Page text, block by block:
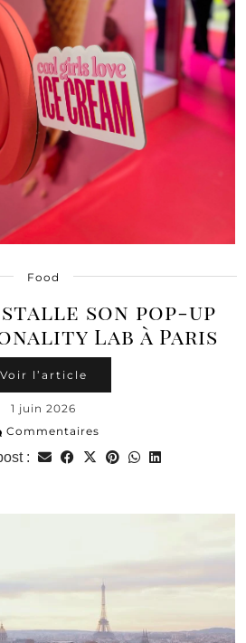
Food
son pop-up
Lab à Paris
Voir l’article
1 juin 2026
Commentaires
: